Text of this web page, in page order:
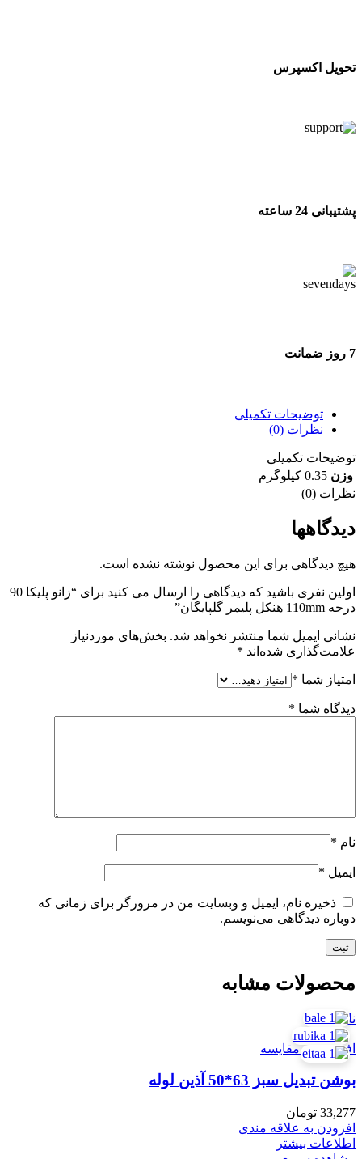
تحویل اکسپرس
پشتیبانی 24 ساعته
7 روز ضمانت
توضیحات تکمیلی
نظرات (0)
توضیحات تکمیلی
وزن 0.35 کیلوگرم
نظرات (0)
دیدگاهها
هیچ دیدگاهی برای این محصول نوشته نشده است.
اولین نفری باشید که دیدگاهی را ارسال می کنید برای “زانو پلیکا 90
درجه 110mm هنکل پلیمر گلپایگان”
نشانی ایمیل شما منتشر نخواهد شد. بخش‌های موردنیاز
علامت‌گذاری شده‌اند *
امتیاز شما *
دیدگاه شما *
نام *
ایمیل *
ذخیره نام، ایمیل و وبسایت من در مرورگر برای زمانی که
دوباره دیدگاهی می‌نویسم.
محصولات مشابه
ناموجود
افزودن به مقایسه
بوشن تبدیل سبز 63*50 آذین لوله
33,277 تومان
افزودن به علاقه مندی
اطلاعات بیشتر